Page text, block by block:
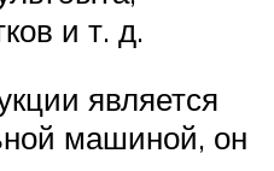
и т. д.
является
машиной, он